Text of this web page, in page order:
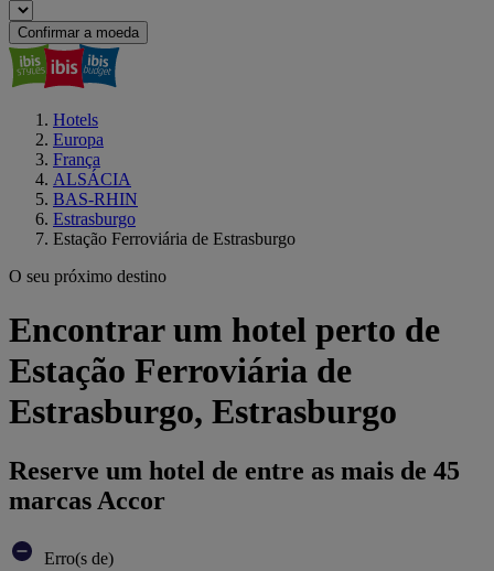
Confirmar a moeda
Hotels
Europa
França
ALSÁCIA
BAS-RHIN
Estrasburgo
Estação Ferroviária de Estrasburgo
O seu próximo destino
Encontrar um hotel perto de
Estação Ferroviária de
Estrasburgo, Estrasburgo
Reserve um hotel de entre as mais de 45
marcas Accor
Erro(s de)